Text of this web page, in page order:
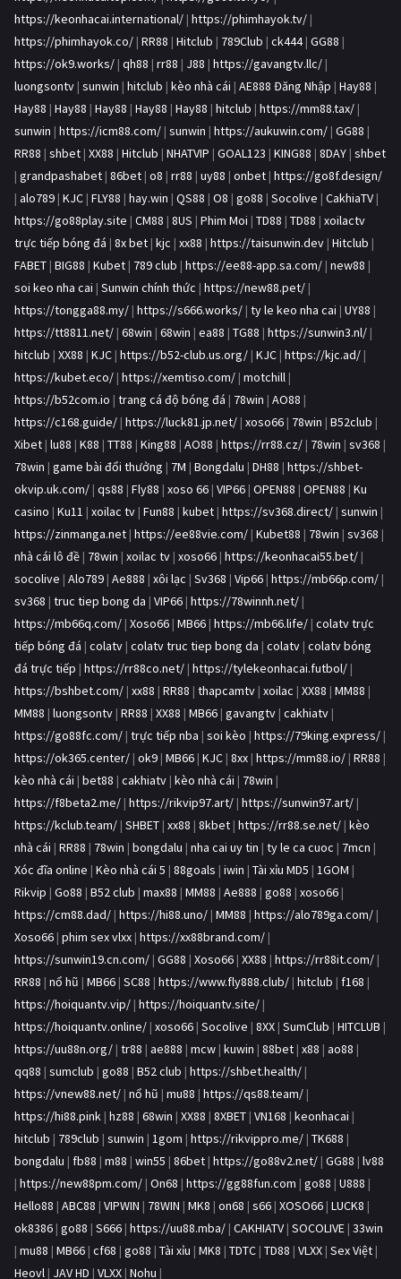
https://keonhacai.international/ | https://phimhayok.tv/ |
https://phimhayok.co/ | RR88 | Hitclub | 789Club | ck444| GG88 |
https://ok9.works/ | qh88 | rr88 | J88 | https://gavangtv.llc/ |
luongsontv | sunwin | hitclub | kèo nhà cái | AE888 Đăng Nhập | Hay88 |
Hay88 | Hay88 | Hay88 | Hay88 | Hay88 | hitclub | https://mm88.tax/ |
sunwin | https://icm88.com/ | sunwin | https://aukuwin.com/ | GG88 |
RR88 | shbet | XX88 | Hitclub | NHATVIP | GOAL123 | KING88 | 8DAY | shbet
| grandpashabet | 86bet | o8 | rr88 | uy88 | onbet | https://go8f.design/
| alo789 | KJC | FLY88 | hay.win | QS88 | O8 | go88 | Socolive | CakhiaTV |
https://go88play.site | CM88 | 8US | Phim Moi | TD88 | TD88 | xoilactv
trực tiếp bóng đá | 8x bet | kjc | xx88 | https://taisunwin.dev | Hitclub |
FABET | BIG88 | Kubet | 789 club | https://ee88-app.sa.com/ | new88 |
soi keo nha cai | Sunwin chính thức | https://new88.pet/ |
https://tongga88.my/ | https://s666.works/ | ty le keo nha cai | UY88 |
https://tt8811.net/ | 68win | 68win | ea88 | TG88 | https://sunwin3.nl/ |
hitclub | XX88 | KJC | https://b52-club.us.org/ | KJC | https://kjc.ad/ |
https://kubet.eco/ | https://xemtiso.com/ | motchill |
https://b52com.io | trang cá độ bóng đá | 78win | AO88 |
https://c168.guide/ | https://luck81.jp.net/ | xoso66 | 78win | B52club |
Xibet | lu88 | K88 | TT88 | King88 | AO88 | https://rr88.cz/ | 78win | sv368 |
78win | game bài đổi thưởng | 7M | Bongdalu | DH88 | https://shbet-
okvip.uk.com/ | qs88 | Fly88 | xoso 66 | VIP66 | OPEN88 | OPEN88 | Ku
casino | Ku11 | xoilac tv | Fun88 | kubet | https://sv368.direct/ | sunwin |
https://zinmanga.net | https://ee88vie.com/ | Kubet88 | 78win | sv368 |
nhà cái lô đề | 78win | xoilac tv | xoso66 | https://keonhacai55.bet/ |
socolive | Alo789 | Ae888 | xôi lạc | Sv368 | Vip66 | https://mb66p.com/ |
sv368 | truc tiep bong da | VIP66 | https://78winnh.net/ |
https://mb66q.com/ | Xoso66 | MB66 | https://mb66.life/ | colatv trực
tiếp bóng đá | colatv | colatv truc tiep bong da | colatv | colatv bóng
đá trực tiếp | https://rr88co.net/ | https://tylekeonhacai.futbol/ |
https://bshbet.com/ | xx88 | RR88 | thapcamtv | xoilac | XX88 | MM88 |
MM88 | luongsontv | RR88 | XX88 | MB66 | gavangtv | cakhiatv |
https://go88fc.com/ | trực tiếp nba | soi kèo | https://79king.express/ |
https://ok365.center/ | ok9 | MB66 | KJC | 8xx | https://mm88.io/ | RR88 |
kèo nhà cái | bet88 | cakhiatv | kèo nhà cái | 78win |
https://f8beta2.me/ | https://rikvip97.art/ | https://sunwin97.art/ |
https://kclub.team/ | SHBET | xx88 | 8kbet | https://rr88.se.net/ | kèo
nhà cái | RR88 | 78win | bongdalu | nha cai uy tin | ty le ca cuoc | 7mcn |
Xóc đĩa online | Kèo nhà cái 5 | 88goals | iwin | Tài xỉu MD5 | 1GOM |
Rikvip | Go88 | B52 club | max88 | MM88 | Ae888 | go88 | xoso66 |
https://cm88.dad/ | https://hi88.uno/ | MM88 | https://alo789ga.com/ |
Xoso66 | phim sex vlxx | https://xx88brand.com/ |
https://sunwin19.cn.com/ | GG88 | Xoso66 | XX88 | https://rr88it.com/ |
RR88 | nổ hũ | MB66 | SC88 | https://www.fly888.club/ | hitclub | f168 |
https://hoiquantv.vip/ | https://hoiquantv.site/ |
https://hoiquantv.online/ | xoso66 | Socolive | 8XX | SumClub | HITCLUB |
https://uu88n.org/ | tr88 | ae888 | mcw | kuwin | 88bet | x88 | ao88 |
qq88 | sumclub | go88 | B52 club | https://shbet.health/ |
https://vnew88.net/ | nổ hũ | mu88 | https://qs88.team/ |
https://hi88.pink | hz88 | 68win | XX88 | 8XBET | VN168 | keonhacai |
hitclub | 789club | sunwin | 1gom | https://rikvippro.me/ | TK688 |
bongdalu | fb88 | m88 | win55 | 86bet | https://go88v2.net/ | GG88 | lv88
| https://new88pm.com/ | On68 | https://gg88fun.com | go88 | U888 |
Hello88 | ABC88 | VIPWIN | 78WIN | MK8 | on68 | s66 | XOSO66 | LUCK8 |
ok8386 | go88 | S666 | https://uu88.mba/ | CAKHIATV | SOCOLIVE | 33win
| mu88 | MB66 | cf68 | go88 | Tài xỉu | MK8 | TDTC | TD88 | VLXX | Sex Việt |
Heovl | JAV HD | VLXX | Nohu |